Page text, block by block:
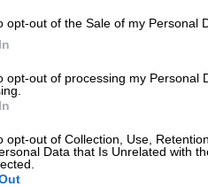
opt-out of the Sale of my Personal
opt-out of processing my Personal
opt-out of Collection, Use,
Data that Is Unrelated with
más
medidas algo más
inicial del
el número de
las actividades
en años
de una situación